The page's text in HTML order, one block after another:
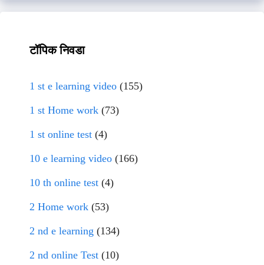
टॉपिक निवडा
1 st e learning video (155)
1 st Home work (73)
1 st online test (4)
10 e learning video (166)
10 th online test (4)
2 Home work (53)
2 nd e learning (134)
2 nd online Test (10)